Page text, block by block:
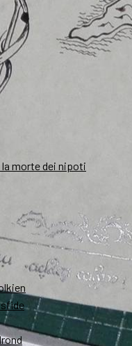
morte dei nipoti
sfide